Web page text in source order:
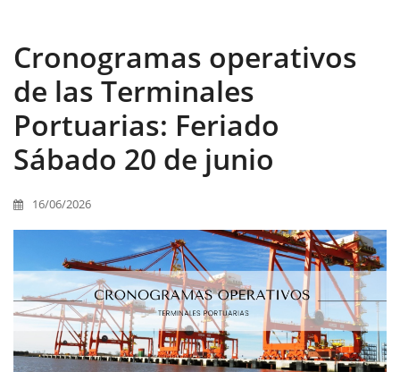
Cronogramas operativos
de las Terminales
Portuarias: Feriado
Sábado 20 de junio
16/06/2026